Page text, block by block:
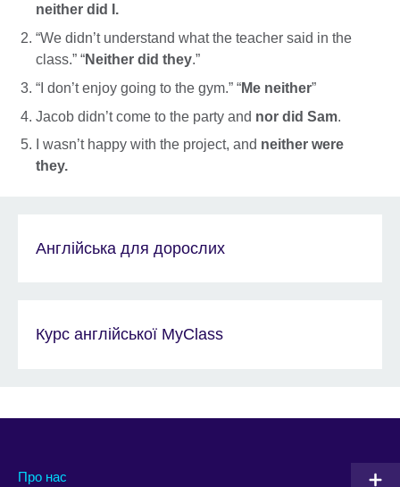
neither did I.
“We didn’t understand what the teacher said in the
class.” “Neither did they.”
“I don’t enjoy going to the gym.” “Me neither”
Jacob didn’t come to the party and nor did Sam.
I wasn’t happy with the project, and neither were
they.
Англійська для дорослих
Курс англійської MyClass
Про нас